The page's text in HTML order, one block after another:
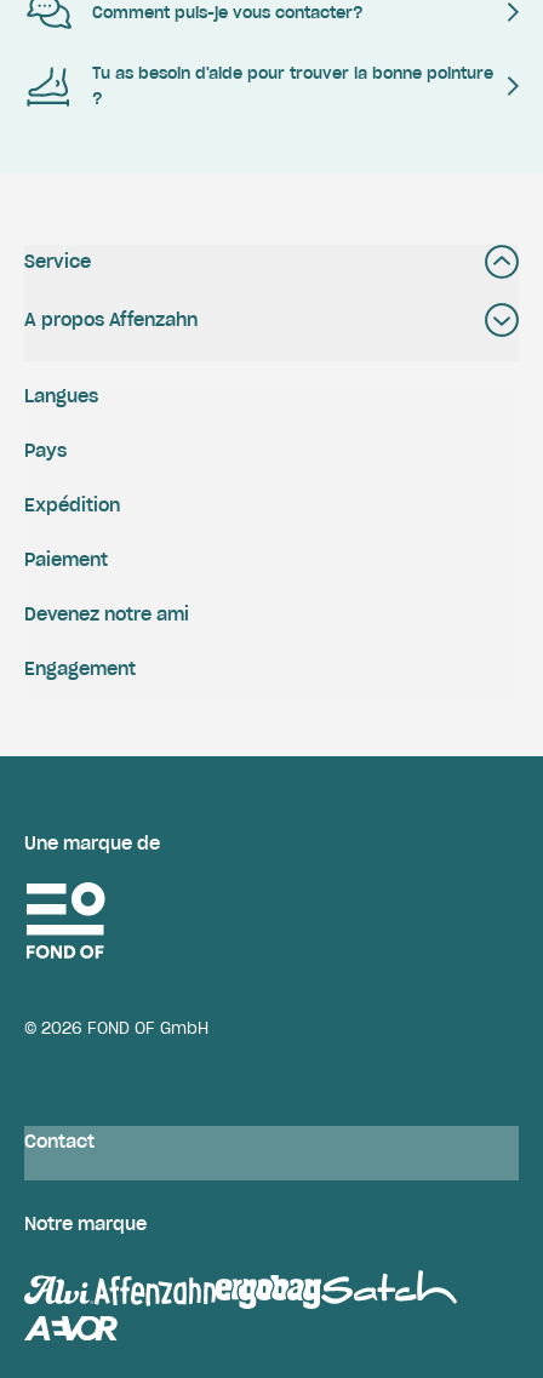
Comment puis-je vous contacter?
Tu as besoin d'aide pour trouver la bonne pointure
?
Service
A propos Affenzahn
Expédition
Paiement
Engagement
Devenez notre ami
Langues
Pays
Une marque de
© 2026 FOND OF GmbH
Contact
Notre marque